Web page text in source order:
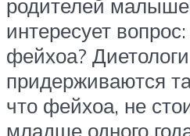
родителей
интересует
фейхоа? Диетологи
придерживаются
что фейхоа, не
младше одного